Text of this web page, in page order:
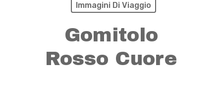
Immagini Di Viaggio
Gomitolo
Rosso Cuore